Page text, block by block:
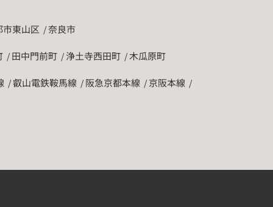
市東山区 奈良市
田中門前町 浄土寺西田町 木瓜原町
叡山電鉄鞍馬線 阪急京都本線 京阪本線